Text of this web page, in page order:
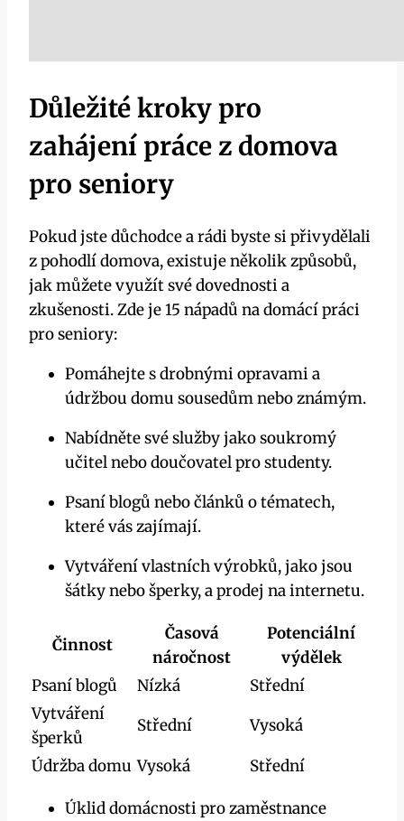
Důležité kroky pro
zahájení práce z domova
pro seniory
Pokud jste důchodce a rádi byste si přivydělali
z pohodlí domova, existuje několik způsobů,
jak můžete využít své dovednosti a
zkušenosti. Zde je 15 nápadů na domácí práci
pro seniory:
Pomáhejte s drobnými opravami a
údržbou domu sousedům nebo známým.
Nabídněte své služby jako soukromý
učitel nebo doučovatel pro studenty.
Psaní blogů nebo článků o tématech,
které vás zajímají.
Vytváření vlastních výrobků, jako jsou
šátky nebo šperky, a prodej na internetu.
Činnost
Časová
náročnost
Potenciální
výdělek
Psaní blogů
Nízká
Střední
Vytváření
šperků
Střední Vysoká
Údržba domu Vysoká Střední
Úklid domácnosti pro zaměstnance